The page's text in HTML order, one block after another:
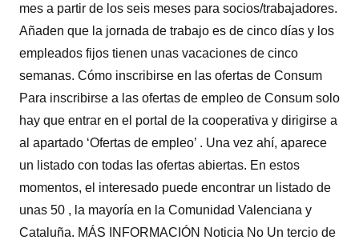
mes a partir de los seis meses para socios/trabajadores.
Añaden que la jornada de trabajo es de cinco días y los
empleados fijos tienen unas vacaciones de cinco
semanas. Cómo inscribirse en las ofertas de Consum
Para inscribirse a las ofertas de empleo de Consum solo
hay que entrar en el portal de la cooperativa y dirigirse a
al apartado ‘Ofertas de empleo’ . Una vez ahí, aparece
un listado con todas las ofertas abiertas. En estos
momentos, el interesado puede encontrar un listado de
unas 50 , la mayoría en la Comunidad Valenciana y
Cataluña. MÁS INFORMACIÓN Noticia No Un tercio de